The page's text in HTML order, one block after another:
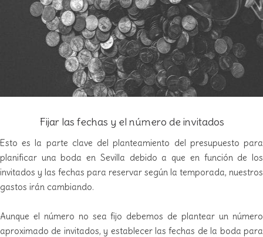
Fijar las fechas y el número de invitados
Esto es la parte clave del planteamiento del presupuesto para
planificar una boda en Sevilla debido a que en función de los
invitados y las fechas para reservar según la temporada, nuestros
gastos irán cambiando.
Aunque el número no sea fijo debemos de plantear un número
aproximado de invitados, y establecer las fechas de la boda para